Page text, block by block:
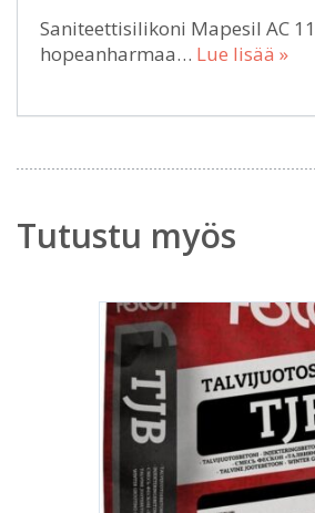
Saniteettisilikoni Mapesil AC
hopeanharmaa… Lue lisää »
Tutustu myös